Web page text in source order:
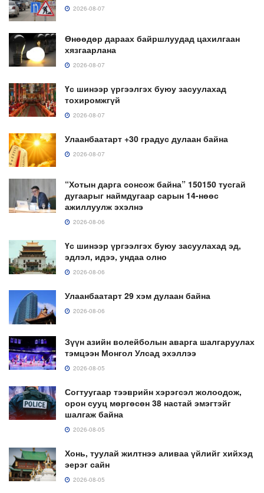
2026-08-07
Өнөөдөр дараах байршлуудад цахилгаан
хязгаарлана
2026-08-07
Үс шинээр үргээлгэх буюу засуулахад
тохиромжгүй
2026-08-07
Улаанбаатарт +30 градус дулаан байна
2026-08-07
“Хотын дарга сонсож байна” 150150 тусгай
дугаарыг наймдугаар сарын 14-нөөс
ажиллуулж эхэлнэ
2026-08-06
Үс шинээр үргээлгэх буюу засуулахад эд,
эдлэл, идээ, ундаа олно
2026-08-06
Улаанбаатарт 29 хэм дулаан байна
2026-08-06
Зүүн азийн волейболын аварга шалгаруулах
тэмцээн Монгол Улсад эхэллээ
2026-08-05
Согтуугаар тээврийн хэрэгсэл жолоодож,
орон сууц мөргөсөн 38 настай эмэгтэйг
шалгаж байна
2026-08-05
Хонь, туулай жилтнээ аливаа үйлийг хийхэд
эерэг сайн
2026-08-05